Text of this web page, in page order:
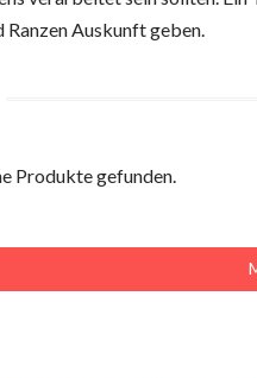
Ranzen Auskunft geben.
Produkte gefunden.